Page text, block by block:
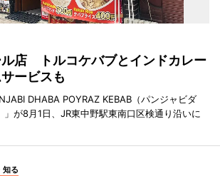
店 トルコケバブとインドカレー
ービスも
DHABA POYRAZ KEBAB（パンジャビダ
が8月1日、JR東中野駅東南口区検通り沿いに
知る